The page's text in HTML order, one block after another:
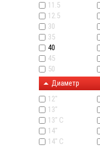
11.5
12.5
30
35
40
45
50
Диаметр
12"
13"
13" C
14"
14" С